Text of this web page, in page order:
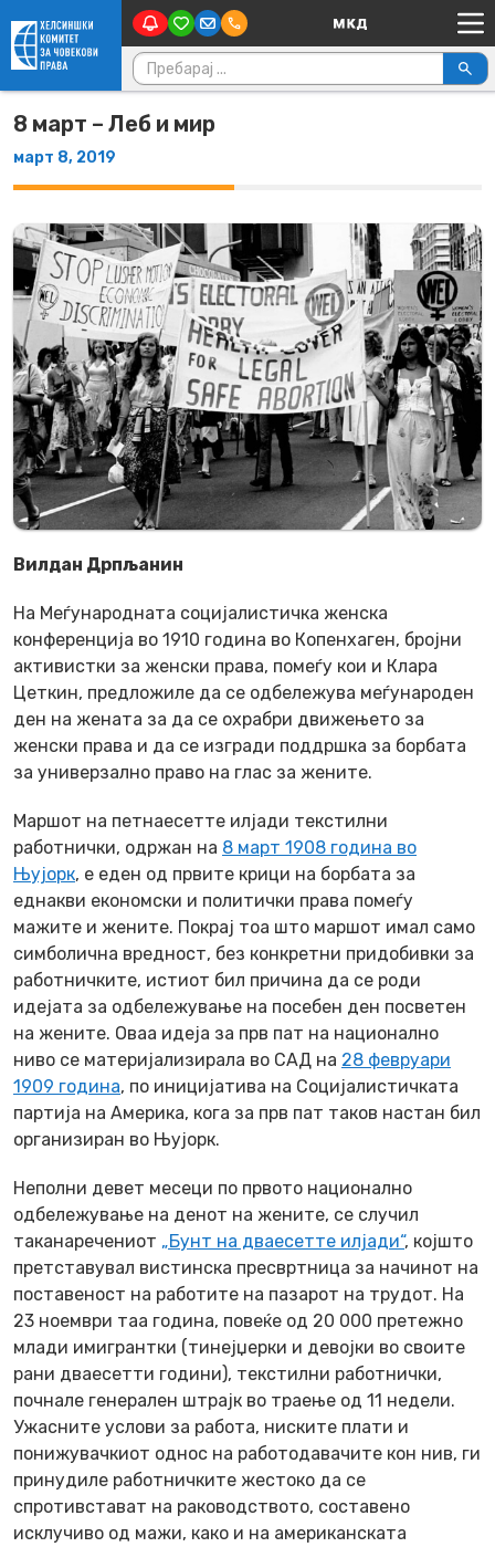
Skip to content Main Navigation
Пребарувај за:
8 март – Леб и мир
март 8, 2019
Вилдан Дрпљанин
На Меѓународната социјалистичка женска
конференција во 1910 година во Копенхаген, бројни
активистки за женски права, помеѓу кои и Клара
Цеткин, предложиле да се одбележува меѓународен
ден на жената за да се охрабри движењето за
женски права и да се изгради поддршка за борбата
за универзално право на глас за жените.
Маршот на петнаесетте илјади текстилни
работнички, одржан на 8 март 1908 година во
Њујорк, е еден од првите крици на борбата за
еднакви економски и политички права помеѓу
мажите и жените. Покрај тоа што маршот имал само
симболична вредност, без конкретни придобивки за
работничките, истиот бил причина да се роди
идејата за одбележување на посебен ден посветен
на жените. Оваа идеја за прв пат на национално
ниво се материјализирала во САД на 28 февруари
1909 година, по иницијатива на Социјалистичката
партија на Америка, кога за прв пат таков настан бил
организиран во Њујорк.
Неполни девет месеци по првото национално
одбележување на денот на жените, се случил
таканаречениот „Бунт на дваесетте илјади“, којшто
претставувал вистинска пресвртница за начинот на
поставеност на работите на пазарот на трудот. На
23 ноември таа година, повеќе од 20 000 претежно
млади имигрантки (тинејџерки и девојки во своите
рани дваесетти години), текстилни работнички,
почнале генерален штрајк во траење од 11 недели.
Ужасните услови за работа, ниските плати и
понижувачкиот однос на работодавачите кон нив, ги
принудиле работничките жестоко да се
спротивстават на раководството, составено
исклучиво од мажи, како и на американската